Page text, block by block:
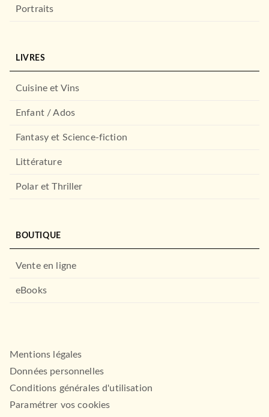
Portraits
LIVRES
Cuisine et Vins
Enfant / Ados
Fantasy et Science-fiction
Littérature
Polar et Thriller
BOUTIQUE
Vente en ligne
eBooks
Mentions légales
Données personnelles
Conditions générales d'utilisation
Paramétrer vos cookies